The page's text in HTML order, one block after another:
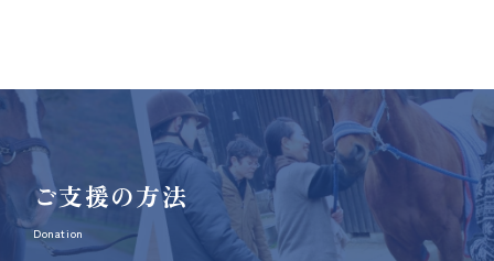
ご支援の方法
Donation